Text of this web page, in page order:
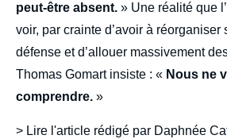
peut-être absent. » Une réalité que
voir, par crainte d’avoir à réorganiser
défense et d’allouer massivement
Thomas Gomart insiste : « Nous ne
comprendre. »
> Lire l'article rédigé par Daphnée